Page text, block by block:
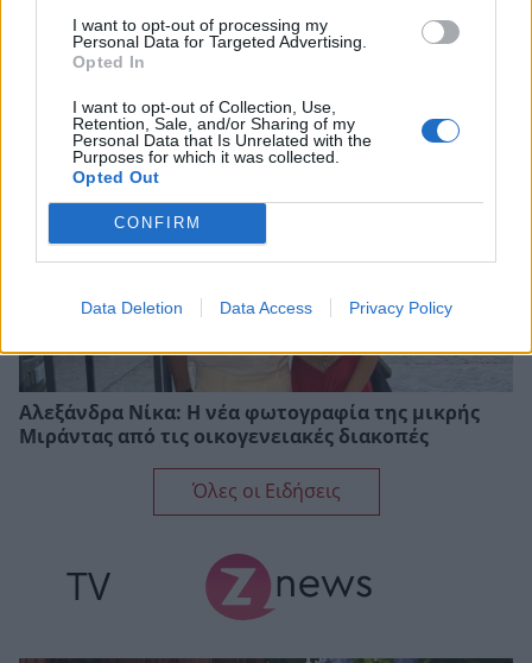
I want to opt-out of processing my
Personal Data for Targeted Advertising.
Opted In
I want to opt-out of Collection, Use,
Retention, Sale, and/or Sharing of my
Personal Data that Is Unrelated with the
Purposes for which it was collected.
Opted Out
CONFIRM
Data Deletion Data Access Privacy Policy
Κλέλια Ανδριολάτου: Yoga δίπλα στα νερά του
Αχέροντα
Αλεξάνδρα Νίκα: Η νέα φωτογραφία της μικρής
Μιράντας από τις οικογενειακές διακοπές
Όλες οι Ειδήσεις
TV